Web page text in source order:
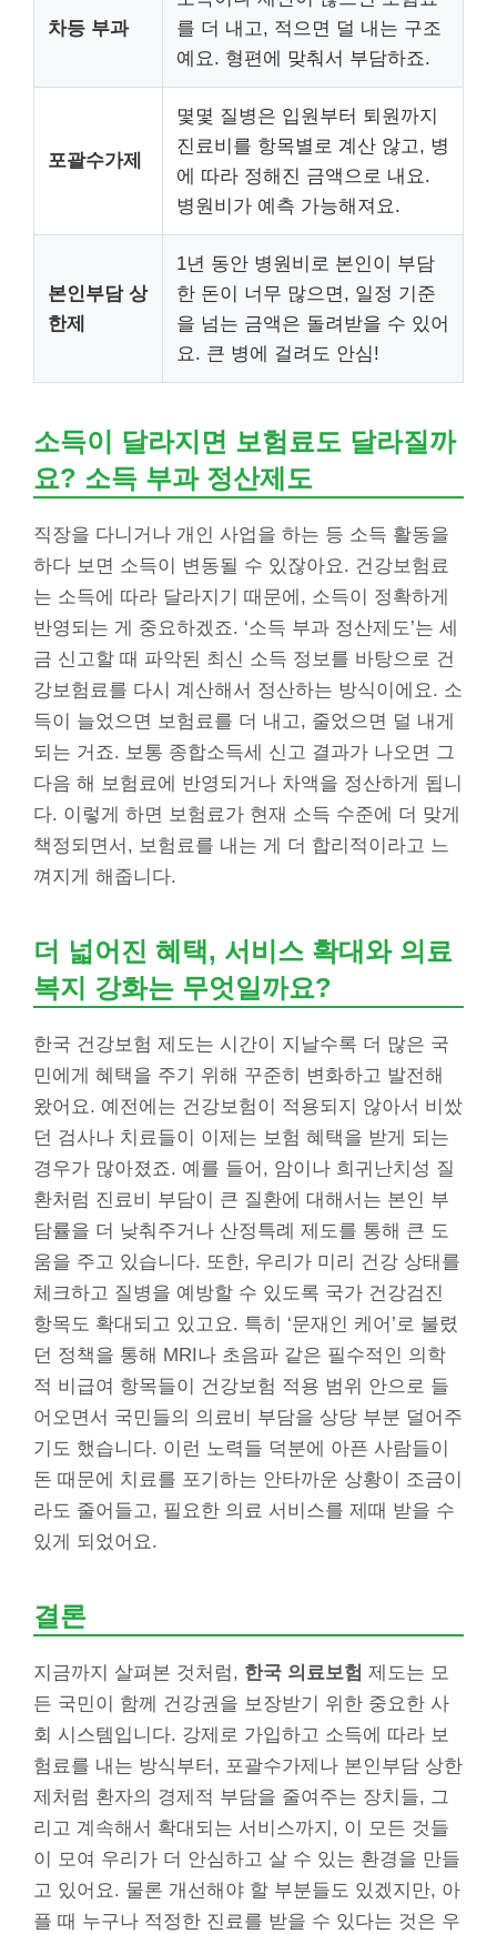
차등 부과
를 더 내고, 적으면 덜 내는 구조
예요. 형편에 맞춰서 부담하죠.
포괄수가제
몇몇 질병은 입원부터 퇴원까지
진료비를 항목별로 계산 않고, 병
에 따라 정해진 금액으로 내요.
병원비가 예측 가능해져요.
본인부담 상
한제
1년 동안 병원비로 본인이 부담
한 돈이 너무 많으면, 일정 기준
을 넘는 금액은 돌려받을 수 있어
요. 큰 병에 걸려도 안심!
소득이 달라지면 보험료도 달라질까
요? 소득 부과 정산제도
직장을 다니거나 개인 사업을 하는 등 소득 활동을
하다 보면 소득이 변동될 수 있잖아요. 건강보험료
는 소득에 따라 달라지기 때문에, 소득이 정확하게
반영되는 게 중요하겠죠. ‘소득 부과 정산제도’는 세
금 신고할 때 파악된 최신 소득 정보를 바탕으로 건
강보험료를 다시 계산해서 정산하는 방식이에요. 소
득이 늘었으면 보험료를 더 내고, 줄었으면 덜 내게
되는 거죠. 보통 종합소득세 신고 결과가 나오면 그
다음 해 보험료에 반영되거나 차액을 정산하게 됩니
다. 이렇게 하면 보험료가 현재 소득 수준에 더 맞게
책정되면서, 보험료를 내는 게 더 합리적이라고 느
껴지게 해줍니다.
더 넓어진 혜택, 서비스 확대와 의료
복지 강화는 무엇일까요?
한국 건강보험 제도는 시간이 지날수록 더 많은 국
민에게 혜택을 주기 위해 꾸준히 변화하고 발전해
왔어요. 예전에는 건강보험이 적용되지 않아서 비쌌
던 검사나 치료들이 이제는 보험 혜택을 받게 되는
경우가 많아졌죠. 예를 들어, 암이나 희귀난치성 질
환처럼 진료비 부담이 큰 질환에 대해서는 본인 부
담률을 더 낮춰주거나 산정특례 제도를 통해 큰 도
움을 주고 있습니다. 또한, 우리가 미리 건강 상태를
체크하고 질병을 예방할 수 있도록 국가 건강검진
항목도 확대되고 있고요. 특히 ‘문재인 케어’로 불렸
던 정책을 통해 MRI나 초음파 같은 필수적인 의학
적 비급여 항목들이 건강보험 적용 범위 안으로 들
어오면서 국민들의 의료비 부담을 상당 부분 덜어주
기도 했습니다. 이런 노력들 덕분에 아픈 사람들이
돈 때문에 치료를 포기하는 안타까운 상황이 조금이
라도 줄어들고, 필요한 의료 서비스를 제때 받을 수
있게 되었어요.
결론
지금까지 살펴본 것처럼, 한국 의료보험 제도는 모
든 국민이 함께 건강권을 보장받기 위한 중요한 사
회 시스템입니다. 강제로 가입하고 소득에 따라 보
험료를 내는 방식부터, 포괄수가제나 본인부담 상한
제처럼 환자의 경제적 부담을 줄여주는 장치들, 그
리고 계속해서 확대되는 서비스까지, 이 모든 것들
이 모여 우리가 더 안심하고 살 수 있는 환경을 만들
고 있어요. 물론 개선해야 할 부분들도 있겠지만, 아
플 때 누구나 적정한 진료를 받을 수 있다는 것은 우